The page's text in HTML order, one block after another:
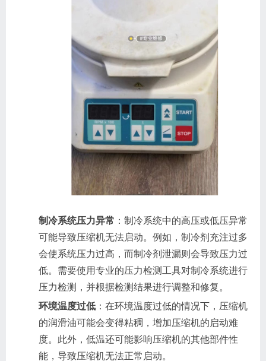
制冷系统压力异常 ：制冷系统中的高压或低压异常
可能导致压缩机无法启动。例如，制冷剂充注过多
会使系统压力过高，而制冷剂泄漏则会导致压力过
低。需要使用专业的压力检测工具对制冷系统进行
压力检测，并根据检测结果进行调整和修复。
环境温度过低 ：在环境温度过低的情况下，压缩机
的润滑油可能会变得粘稠，增加压缩机的启动难
度。此外，低温还可能影响压缩机的其他部件性
能，导致压缩机无法正常启动。